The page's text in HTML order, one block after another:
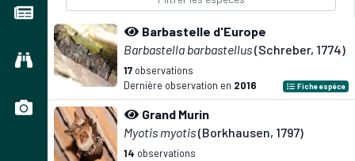
Barbastelle d'Europe
Barbastella barbastellus(Schreber, 1774)
17 observations
Dernière observation en 2016 Fiche espèce
Grand Murin
Myotis myotis(Borkhausen, 1797)
14 observations